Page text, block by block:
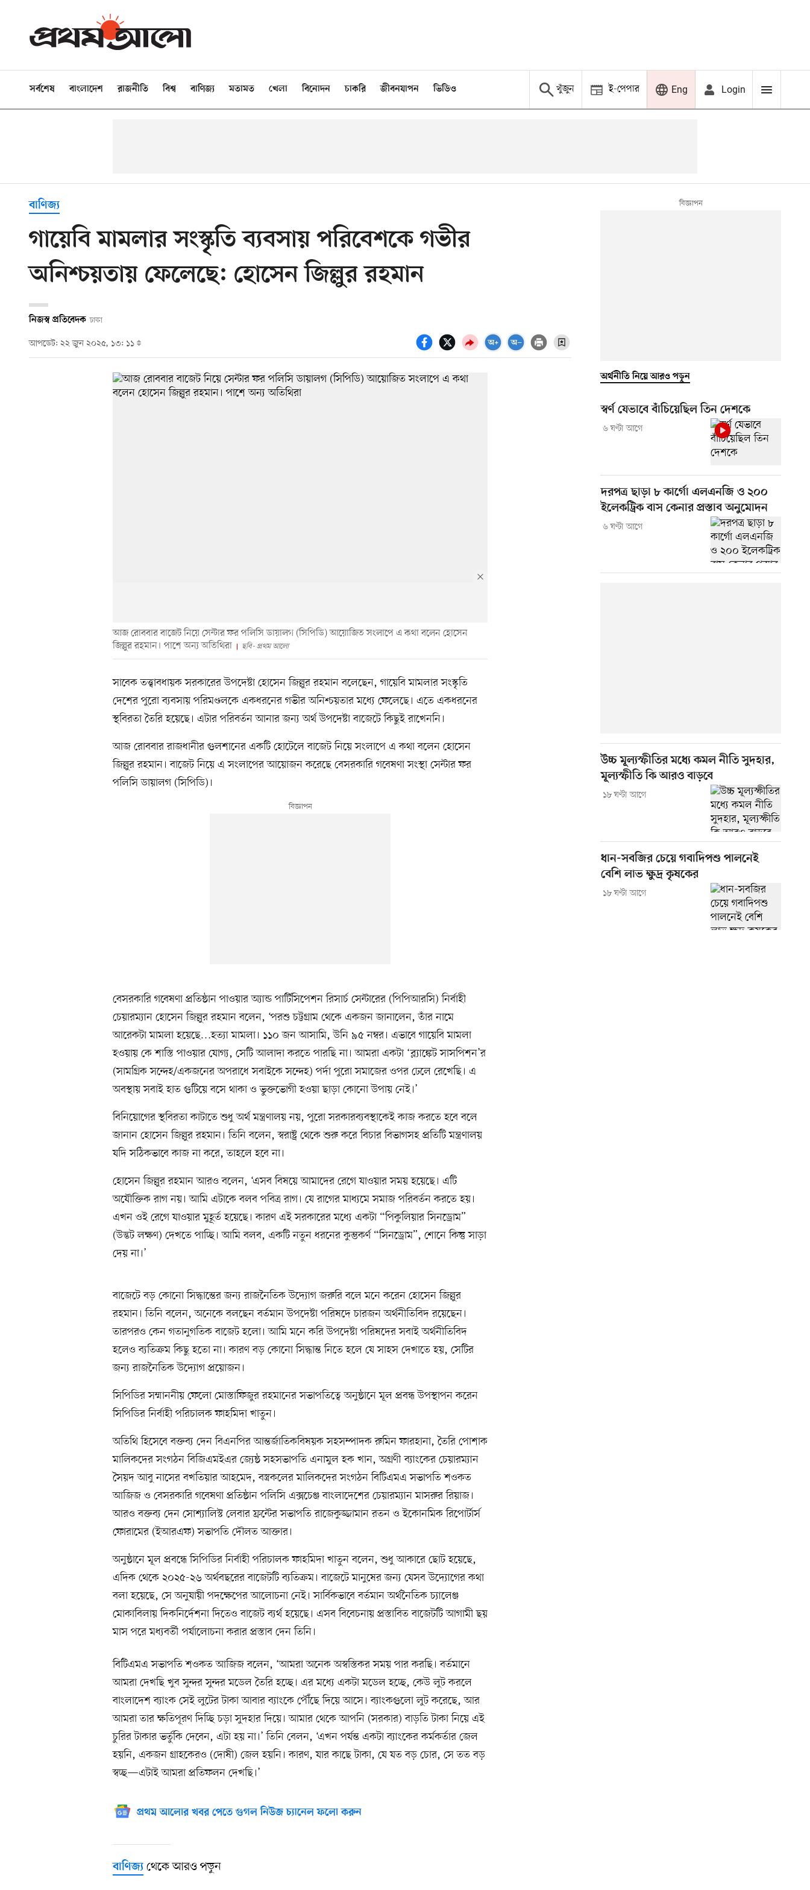
সর্বশেষ বাংলাদেশ রাজনীতি বিশ্ব বাণিজ্য মতামত খেলা বিনোদন চাকরি জীবনযাপন ভিডিও খুঁজুন ই-পেপার Eng Login
বাণিজ্য
গায়েবি মামলার সংস্কৃতি ব্যবসায় পরিবেশকে গভীর
অনিশ্চয়তায় ফেলেছে: হোসেন জিল্লুর রহমান
নিজস্ব প্রতিবেদক ঢাকা
আপডেট: ২২ জুন ২০২৫, ১৩: ১১
আজ রোববার বাজেট নিয়ে সেন্টার ফর পলিসি ডায়ালগ (সিপিডি) আয়োজিত সংলাপে এ কথা বলেন হোসেন
জিল্লুর রহমান। পাশে অন্য অতিথিরা
ছবি- প্রথম আলো
সাবেক তত্ত্বাবধায়ক সরকারের উপদেষ্টা হোসেন জিল্লুর রহমান বলেছেন, গায়েবি মামলার সংস্কৃতি
দেশের পুরো ব্যবসায় পরিমণ্ডলকে একধরনের গভীর অনিশ্চয়তার মধ্যে ফেলেছে। এতে একধরনের
স্থবিরতা তৈরি হয়েছে। এটার পরিবর্তন আনার জন্য অর্থ উপদেষ্টা বাজেটে কিছুই রাখেননি।
আজ রোববার রাজধানীর গুলশানের একটি হোটেলে বাজেট নিয়ে সংলাপে এ কথা বলেন হোসেন
জিল্লুর রহমান। বাজেট নিয়ে এ সংলাপের আয়োজন করেছে বেসরকারি গবেষণা সংস্থা সেন্টার ফর
পলিসি ডায়ালগ (সিপিডি)।
বেসরকারি গবেষণা প্রতিষ্ঠান পাওয়ার অ্যান্ড পার্টিসিপেশন রিসার্চ সেন্টারের (পিপিআরসি) নির্বাহী
চেয়ারম্যান হোসেন জিল্লুর রহমান বলেন, ‘পরশু চট্টগ্রাম থেকে একজন জানালেন, তাঁর নামে
আরেকটা মামলা হয়েছে…হত্যা মামলা। ১১০ জন আসামি, উনি ৯৫ নম্বর। এভাবে গায়েবি মামলা
হওয়ায় কে শাস্তি পাওয়ার যোগ্য, সেটি আলাদা করতে পারছি না। আমরা একটা ‘ব্ল্যাঙ্কেট সাসপিশন’র
(সামগ্রিক সন্দেহ/একজনের অপরাধে সবাইকে সন্দেহ) পর্দা পুরো সমাজের ওপর ঢেলে রেখেছি। এ
অবস্থায় সবাই হাত গুটিয়ে বসে থাকা ও ভুক্তভোগী হওয়া ছাড়া কোনো উপায় নেই।’
বিনিয়োগের স্থবিরতা কাটাতে শুধু অর্থ মন্ত্রণালয় নয়, পুরো সরকারব্যবস্থাকেই কাজ করতে হবে বলে
জানান হোসেন জিল্লুর রহমান। তিনি বলেন, স্বরাষ্ট্র থেকে শুরু করে বিচার বিভাগসহ প্রতিটি মন্ত্রণালয়
যদি সঠিকভাবে কাজ না করে, তাহলে হবে না।
হোসেন জিল্লুর রহমান আরও বলেন, ‘এসব বিষয়ে আমাদের রেগে যাওয়ার সময় হয়েছে। এটি
অযৌক্তিক রাগ নয়। আমি এটাকে বলব পবিত্র রাগ। যে রাগের মাধ্যমে সমাজ পরিবর্তন করতে হয়।
এখন ওই রেগে যাওয়ার মুহূর্ত হয়েছে। কারণ এই সরকারের মধ্যে একটা “পিকুলিয়ার সিনড্রোম”
(উদ্ভট লক্ষণ) দেখতে পাচ্ছি। আমি বলব, একটি নতুন ধরনের কুম্ভকর্ণ “সিনড্রোম”, শোনে কিন্তু সাড়া
দেয় না।’
বাজেটে বড় কোনো সিদ্ধান্তের জন্য রাজনৈতিক উদ্যোগ জরুরি বলে মনে করেন হোসেন জিল্লুর
রহমান। তিনি বলেন, অনেকে বলছেন বর্তমান উপদেষ্টা পরিষদে চারজন অর্থনীতিবিদ রয়েছেন।
তারপরও কেন গতানুগতিক বাজেট হলো। আমি মনে করি উপদেষ্টা পরিষদের সবাই অর্থনীতিবিদ
হলেও ব্যতিক্রম কিছু হতো না। কারণ বড় কোনো সিদ্ধান্ত নিতে হলে যে সাহস দেখাতে হয়, সেটির
জন্য রাজনৈতিক উদ্যোগ প্রয়োজন।
সিপিডির সম্মাননীয় ফেলো মোস্তাফিজুর রহমানের সভাপতিত্বে অনুষ্ঠানে মূল প্রবন্ধ উপস্থাপন করেন
সিপিডির নির্বাহী পরিচালক ফাহমিদা খাতুন।
অতিথি হিসেবে বক্তব্য দেন বিএনপির আন্তর্জাতিকবিষয়ক সহসম্পাদক রুমিন ফারহানা, তৈরি পোশাক
মালিকদের সংগঠন বিজিএমইএর জ্যেষ্ঠ সহসভাপতি এনামুল হক খান, অগ্রণী ব্যাংকের চেয়ারম্যান
সৈয়দ আবু নাসের বখতিয়ার আহমেদ, বস্ত্রকলের মালিকদের সংগঠন বিটিএমএ সভাপতি শওকত
আজিজ ও বেসরকারি গবেষণা প্রতিষ্ঠান পলিসি এক্সচেঞ্জ বাংলাদেশের চেয়ারম্যান মাসরুর রিয়াজ।
আরও বক্তব্য দেন সোশ্যালিস্ট লেবার ফ্রন্টের সভাপতি রাজেকুজ্জামান রতন ও ইকোনমিক রিপোর্টার্স
ফোরামের (ইআরএফ) সভাপতি দৌলত আক্তার।
অনুষ্ঠানে মূল প্রবন্ধে সিপিডির নির্বাহী পরিচালক ফাহমিদা খাতুন বলেন, শুধু আকারে ছোট হয়েছে,
এদিক থেকে ২০২৫-২৬ অর্থবছরের বাজেটটি ব্যতিক্রম। বাজেটে মানুষের জন্য যেসব উদ্যোগের কথা
বলা হয়েছে, সে অনুযায়ী পদক্ষেপের আলোচনা নেই। সার্বিকভাবে বর্তমান অর্থনৈতিক চ্যালেঞ্জ
মোকাবিলায় দিকনির্দেশনা দিতেও বাজেট ব্যর্থ হয়েছে। এসব বিবেচনায় প্রস্তাবিত বাজেটটি আগামী ছয়
মাস পরে মধ্যবর্তী পর্যালোচনা করার প্রস্তাব দেন তিনি।
বিটিএমএ সভাপতি শওকত আজিজ বলেন, ‘আমরা অনেক অস্বস্তিকর সময় পার করছি। বর্তমানে
আমরা দেখছি খুব সুন্দর সুন্দর মডেল তৈরি হচ্ছে। এর মধ্যে একটা মডেল হচ্ছে, কেউ লুট করলে
বাংলাদেশ ব্যাংক সেই লুটের টাকা আবার ব্যাংকে পৌঁছে দিয়ে আসে। ব্যাংকগুলো লুট করেছে, আর
আমরা তার ক্ষতিপূরণ দিচ্ছি চড়া সুদহার দিয়ে। আমার থেকে আপনি (সরকার) বাড়তি টাকা নিয়ে এই
চুরির টাকার ভর্তুকি দেবেন, এটা হয় না।’ তিনি বেলন, ‘এখন পর্যন্ত একটা ব্যাংকের কর্মকর্তার জেল
হয়নি, একজন গ্রাহকেরও (দোষী) জেল হয়নি। কারণ, যার কাছে টাকা, যে যত বড় চোর, সে তত বড়
স্বচ্ছ—এটাই আমরা প্রতিফলন দেখছি।’
প্রথম আলোর খবর পেতে গুগল নিউজ চ্যানেল ফলো করুন
বাণিজ্য থেকে আরও পড়ুন
অর্থনীতি নিয়ে আরও পড়ুন
স্বর্ণ যেভাবে বাঁচিয়েছিল তিন দেশকে
৬ ঘণ্টা আগে
দরপত্র ছাড়া ৮ কার্গো এলএনজি ও ২০০
ইলেকট্রিক বাস কেনার প্রস্তাব অনুমোদন
৬ ঘণ্টা আগে
উচ্চ মূল্যস্ফীতির মধ্যে কমল নীতি সুদহার,
মূল্যস্ফীতি কি আরও বাড়বে
১৮ ঘণ্টা আগে
ধান-সবজির চেয়ে গবাদিপশু পালনেই
বেশি লাভ ক্ষুদ্র কৃষকের
১৮ ঘণ্টা আগে